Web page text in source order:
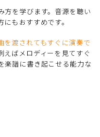
方を学びます。音源を聴い
もおすすめです。
を渡されてもすぐに演奏で
えばメロディーを見てすぐ
楽譜に書き起こせる能力な